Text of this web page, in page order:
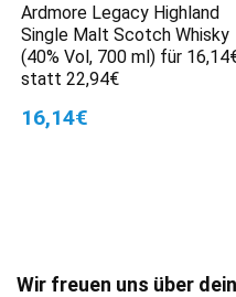
Ardmore Legacy Highland
Single Malt Scotch Whisky
(40% Vol, 700 ml) für
statt 22,94€
16,14€
Wir freuen uns über